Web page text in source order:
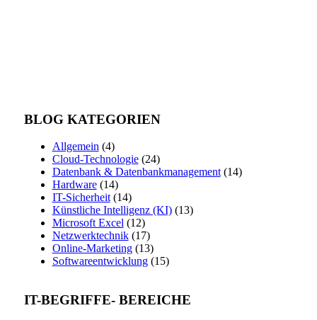
BLOG KATEGORIEN
Allgemein (4)
Cloud-Technologie(24)
Datenbank & Datenbankmanagement(14)
Hardware(14)
IT-Sicherheit(14)
Künstliche Intelligenz (KI)(13)
Microsoft Excel (12)
Netzwerktechnik(17)
Online-Marketing(13)
Softwareentwicklung(15)
IT-BEGRIFFE- BEREICHE